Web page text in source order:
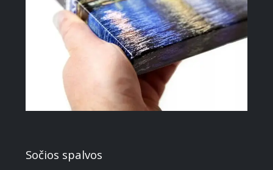
Sočios spalvos